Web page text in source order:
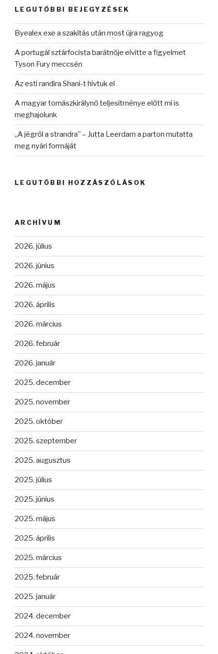
LEGUTÓBBI BEJEGYZÉSEK
Byealex exe a szakítás után most újra ragyog
A portugál sztárfocista barátnője elvitte a figyelmet
Tyson Fury meccsén
Az esti randira Shani-t hívtuk el
A magyar tornászkirálynő teljesítménye előtt mi is
meghajolunk
„A jégről a strandra” – Jutta Leerdam a parton mutatta
meg nyári formáját
LEGUTÓBBI HOZZÁSZÓLÁSOK
ARCHÍVUM
2026. július
2026. június
2026. május
2026. április
2026. március
2026. február
2026. január
2025. december
2025. november
2025. október
2025. szeptember
2025. augusztus
2025. július
2025. június
2025. május
2025. április
2025. március
2025. február
2025. január
2024. december
2024. november